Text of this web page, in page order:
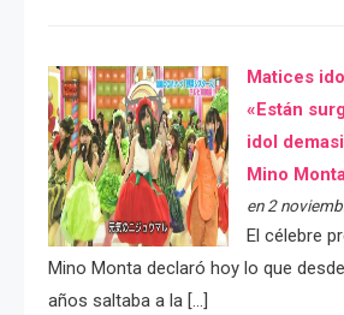
Matices
«Están
idol
Mino
en 2
El célebre
Mino Monta declaró hoy lo que
años saltaba a la […]